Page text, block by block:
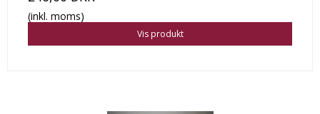
(inkl. moms)
Vis produkt